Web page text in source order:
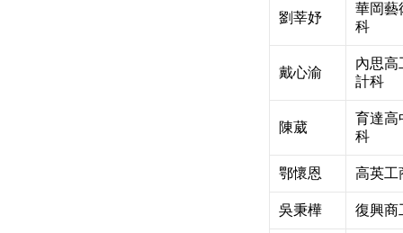
劉莘妤
華岡藝
科
戴心渝
內思高
計科
陳葳
育達高
科
鄂懷恩 高英工
吳秉樺 復興商